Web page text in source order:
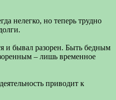
нелегко, но теперь трудно
и бывал разорен. Быть бедным
– лишь временное
приводит к